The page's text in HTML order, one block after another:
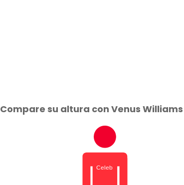
Compare su altura con Venus Williams